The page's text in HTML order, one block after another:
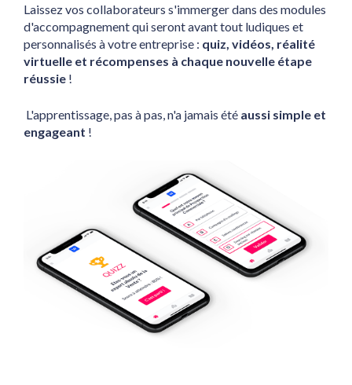
Laissez vos collaborateurs s'immerger dans des modules
d'accompagnement qui seront avant tout ludiques et
personnalisés à votre entreprise : quiz, vidéos, réalité
virtuelle et récompenses à chaque nouvelle étape
réussie !
L'apprentissage, pas à pas, n'a jamais été aussi simple et
engageant !